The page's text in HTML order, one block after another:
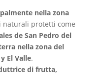
nella zona
naturali protetti come
de San Pedro del
nella zona del
El Valle.
di frutta,